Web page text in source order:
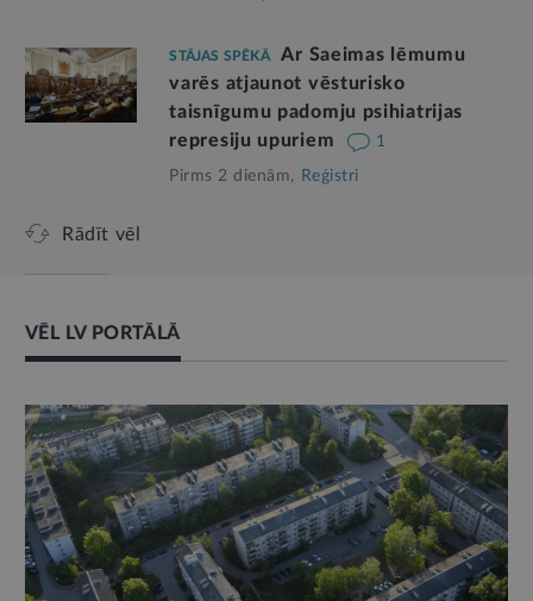
STĀJAS SPĒKĀ
Ar Saeimas lēmumu
varēs atjaunot vēsturisko
taisnīgumu padomju psihiatrijas
represiju upuriem
1
Pirms 2 dienām, Reģistri
Rādīt vēl
VĒL LV PORTĀLĀ